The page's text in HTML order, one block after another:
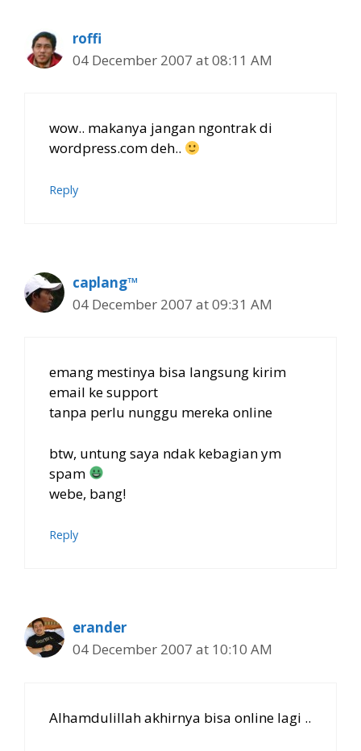
roffi
04 December 2007 at 08:11 AM
wow.. makanya jangan ngontrak di
wordpress.com deh..
Reply
caplang™
04 December 2007 at 09:31 AM
emang mestinya bisa langsung kirim
email ke support
tanpa perlu nunggu mereka online
btw, untung saya ndak kebagian ym
spam
webe, bang!
Reply
erander
04 December 2007 at 10:10 AM
Alhamdulillah akhirnya bisa online lagi ..